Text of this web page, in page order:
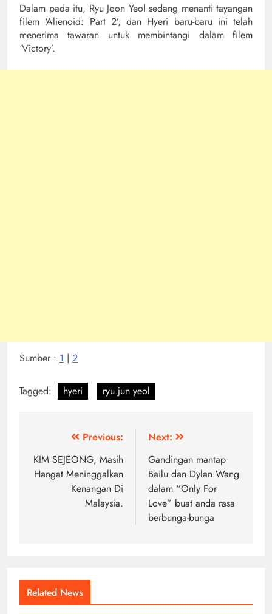
Dalam pada itu, Ryu Joon Yeol sedang menanti tayangan
filem ‘Alienoid: Part 2’, dan Hyeri baru-baru ini telah
menerima tawaran untuk membintangi dalam filem
‘Victory’.
Sumber : 1 | 2
Tagged: hyeri ryu jun yeol
navigation
Previous:
KIM SEJEONG, Masih
Hangat Meninggalkan
Kenangan Di
Malaysia.
Next:
Gandingan mantap
Bailu dan Dylan Wang
dalam “Only For
Love” buat anda rasa
berbunga-bunga
Related News